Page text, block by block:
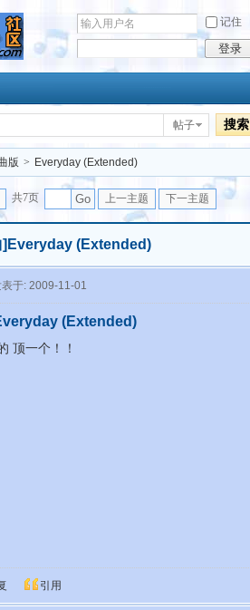
记住
登录
帖子 搜索
版 > Everyday (Extended)
共7页 Go 上一主题 下一主题
Everyday (Extended)
表于: 2009-11-01
(Extended)
顶一个！！
引用